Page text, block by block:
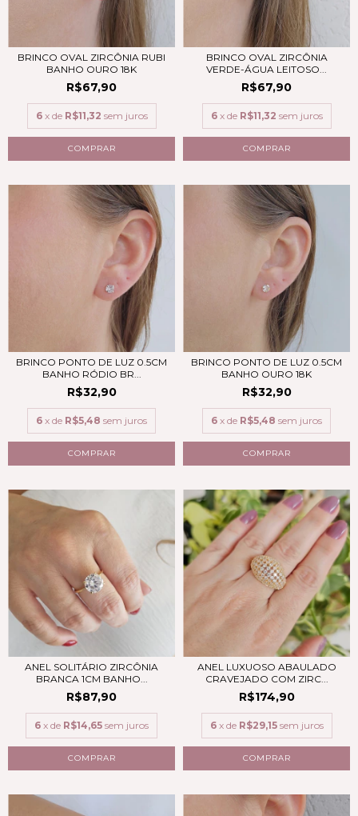
BRINCO OVAL ZIRCÔNIA RUBI
BANHO OURO 18K
R$67,90
6 x de R$11,32 sem juros
BRINCO OVAL ZIRCÔNIA
VERDE-ÁGUA LEITOSO...
R$67,90
6 x de R$11,32 sem juros
BRINCO PONTO DE LUZ 0.5CM
BANHO RÓDIO BR...
R$32,90
6 x de R$5,48 sem juros
BRINCO PONTO DE LUZ 0.5CM
BANHO OURO 18K
R$32,90
6 x de R$5,48 sem juros
ANEL SOLITÁRIO ZIRCÔNIA
BRANCA 1CM BANHO...
R$87,90
6 x de R$14,65 sem juros
COMPRAR
ANEL LUXUOSO ABAULADO
CRAVEJADO COM ZIRC...
R$174,90
6 x de R$29,15 sem juros
COMPRAR